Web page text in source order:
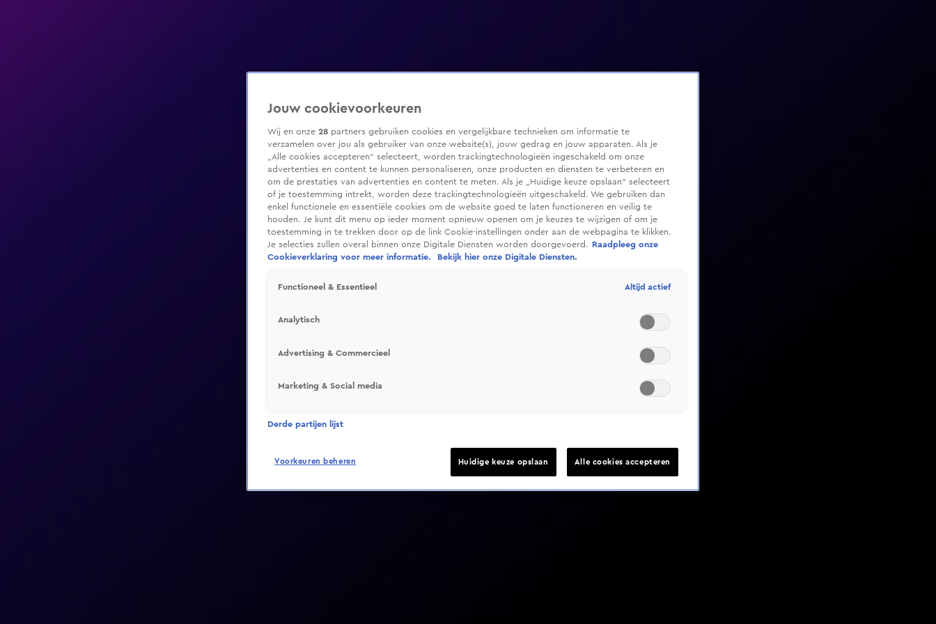
Video helaas niet gevonden
Jouw cookievoorkeuren
Wij en onze 28 partners gebruiken cookies en vergelijkbare technieken om informatie te
verzamelen over jou als gebruiker van onze website(s), jouw gedrag en jouw apparaten. Als je
„Alle cookies accepteren” selecteert, worden trackingtechnologieën ingeschakeld om onze
advertenties en content te kunnen personaliseren, onze producten en diensten te verbeteren en
om de prestaties van advertenties en content te meten. Als je „Huidige keuze opslaan” selecteert
of je toestemming intrekt, worden deze trackingtechnologieën uitgeschakeld. We gebruiken dan
enkel functionele en essentiële cookies om de website goed te laten functioneren en veilig te
houden. Je kunt dit menu op ieder moment opnieuw openen om je keuzes te wijzigen of om je
toestemming in te trekken door op de link Cookie-instellingen onder aan de webpagina te klikken.
Je selecties zullen overal binnen onze Digitale Diensten worden doorgevoerd.
Raadpleeg onze
Cookieverklaring voor meer informatie.
Bekijk hier onze Digitale Diensten.
Functioneel & Essentieel Altijd actief
Analytisch
Advertising & Commercieel
Marketing & Social media
Derde partijen lijst
Voorkeuren beheren Huidige keuze opslaan Alle cookies accepteren